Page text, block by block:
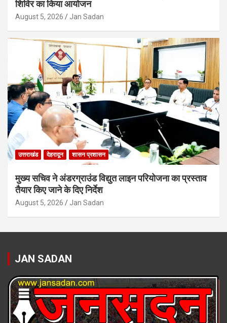
शिविर का किया आयोजन
August 5, 2026 Jan Sadan
उत्तराखंड देहरादून शासन प्रशासन
मुख्य सचिव ने अंडरग्राउंड विद्युत लाइन परियोजना का प्रस्ताव
तैयार किए जाने के दिए निर्देश
August 5, 2026 Jan Sadan
JAN SADAN